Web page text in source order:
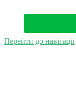
Перейти до навігації